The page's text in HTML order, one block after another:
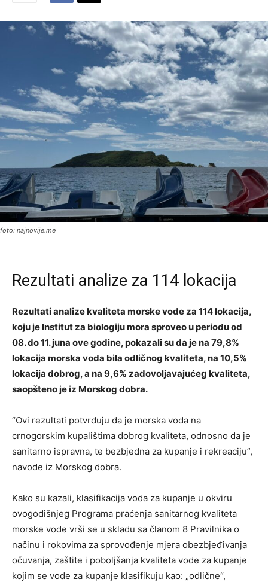
foto: najnovije.me
Rezultati analize za 114 lokacija
Rezultati analize kvaliteta morske vode za 114 lokacija,
koju je Institut za biologiju mora sproveo u periodu od
08. do 11. juna ove godine, pokazali su da je na 79,8%
lokacija morska voda bila odličnog kvaliteta, na 10,5%
lokacija dobrog, a na 9,6% zadovoljavajućeg kvaliteta,
saopšteno je iz Morskog dobra.
“Ovi rezultati potvrđuju da je morska voda na
crnogorskim kupalištima dobrog kvaliteta, odnosno da je
sanitarno ispravna, te bezbjedna za kupanje i rekreaciju”,
navode iz Morskog dobra.
Kako su kazali, klasifikacija voda za kupanje u okviru
ovogodišnjeg Programa praćenja sanitarnog kvaliteta
morske vode vrši se u skladu sa članom 8 Pravilnika o
načinu i rokovima za sprovođenje mjera obezbjeđivanja
očuvanja, zaštite i poboljšanja kvaliteta vode za kupanje
kojim se vode za kupanje klasifikuju kao: „odlične“,